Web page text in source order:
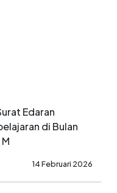
Edaran
di Bulan
14 Februari 2026